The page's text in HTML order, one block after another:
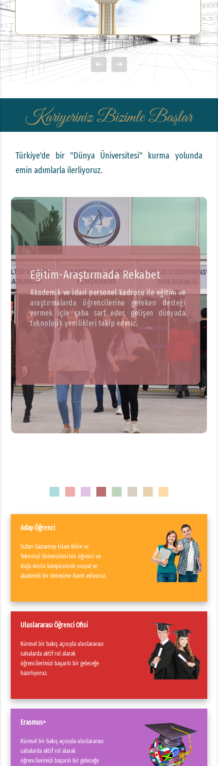
Kariyeriniz Bizimle Başlar
Türkiye'de bir "Dünya Üniversitesi" kurma yolunda
emin adımlarla ilerliyoruz.
Eğitim-Araştırmada Rekabet
Akademik ve idari personel kadrosu ile eğitim ve
araştırmalarda öğrencilerine gereken desteği
vermek için çaba sarf eder, gelişen dünyada
teknolojik yenilikleri takip ederiz.
1 2 3 4 5 6 7 8
Aday Öğrenci
Sizleri Gaziantep İslam Bilim ve
Teknoloji Üniversitesi'nin öğrenci ve
doğa dostu kampüsünde sosyal ve
akademik bir deneyime davet ediyoruz.
Uluslararası Öğrenci Ofisi
Küresel bir bakış açısıyla uluslararası
sahalarda aktif rol alarak
öğrencilerimizi başarılı bir geleceğe
hazırlıyoruz.
Erasmus+
Küresel bir bakış açısıyla uluslararası
sahalarda aktif rol alarak
öğrencilerimizi başarılı bir geleceğe